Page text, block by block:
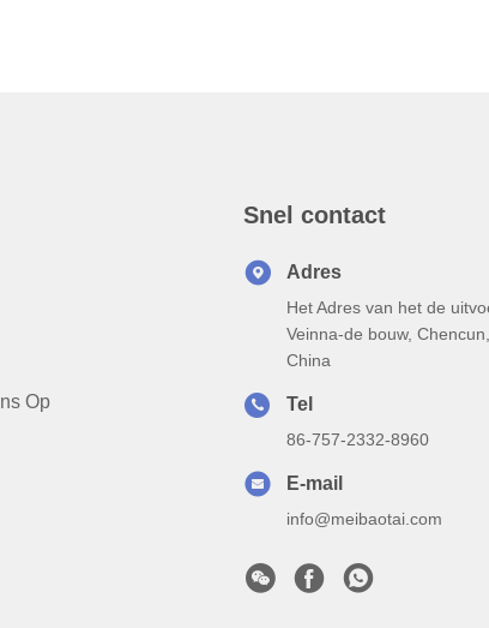
Op
Snel contact
Adres
Het Adres van het de
Veinna-de bouw,
China
Tel
86-757-2332-8960
E-mail
info@meibaotai.com